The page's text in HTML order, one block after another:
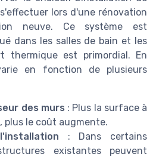
lors d'une rénovation
neuve. Ce système est
dans les salles de bain et les
thermique est primordial. En
en fonction de plusieurs
des murs : Plus la surface à
plus le coût augmente.
: Dans certains
existantes peuvent